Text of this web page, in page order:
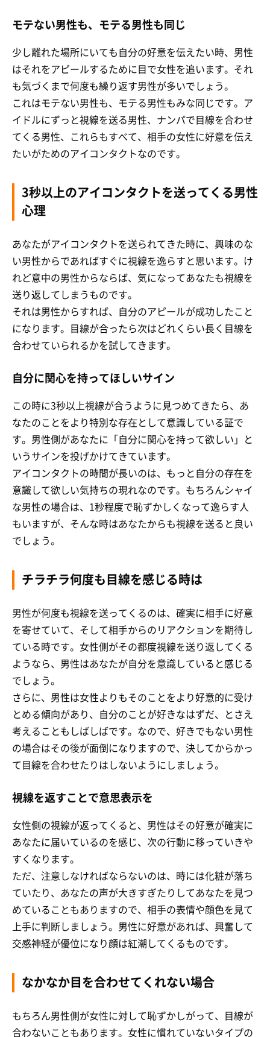
モテない男性も、モテる男性も同じ
少し離れた場所にいても自分の好意を伝えたい時、男性
はそれをアピールするために目で女性を追います。それ
も気づくまで何度も繰り返す男性が多いでしょう。
これはモテない男性も、モテる男性もみな同じです。ア
イドルにずっと視線を送る男性、ナンパで目線を合わせ
てくる男性、これらもすべて、相手の女性に好意を伝え
たいがためのアイコンタクトなのです。
3秒以上のアイコンタクトを送ってくる男性
心理
あなたがアイコンタクトを送られてきた時に、興味のな
い男性からであればすぐに視線を逸らすと思います。け
れど意中の男性からならば、気になってあなたも視線を
送り返してしまうものです。
それは男性からすれば、自分のアピールが成功したこと
になります。目線が合ったら次はどれくらい長く目線を
合わせていられるかを試してきます。
自分に関心を持ってほしいサイン
この時に3秒以上視線が合うように見つめてきたら、あ
なたのことをより特別な存在として意識している証で
す。男性側があなたに「自分に関心を持って欲しい」と
いうサインを投げかけてきています。
アイコンタクトの時間が長いのは、もっと自分の存在を
意識して欲しい気持ちの現れなのです。もちろんシャイ
な男性の場合は、1秒程度で恥ずかしくなって逸らす人
もいますが、そんな時はあなたからも視線を送ると良い
でしょう。
チラチラ何度も目線を感じる時は
男性が何度も視線を送ってくるのは、確実に相手に好意
を寄せていて、そして相手からのリアクションを期待し
ている時です。女性側がその都度視線を送り返してくる
ようなら、男性はあなたが自分を意識していると感じる
でしょう。
さらに、男性は女性よりもそのことをより好意的に受け
とめる傾向があり、自分のことが好きなはずだ、とさえ
考えることもしばしばです。なので、好きでもない男性
の場合はその後が面倒になりますので、決してからかっ
て目線を合わせたりはしないようにしましょう。
視線を返すことで意思表示を
女性側の視線が返ってくると、男性はその好意が確実に
あなたに届いているのを感じ、次の行動に移っていきや
すくなります。
ただ、注意しなければならないのは、時には化粧が落ち
ていたり、あなたの声が大きすぎたりしてあなたを見つ
めていることもありますので、相手の表情や顔色を見て
上手に判断しましょう。男性に好意があれば、興奮して
交感神経が優位になり顔は紅潮してくるものです。
なかなか目を合わせてくれない場合
もちろん男性側が女性に対して恥ずかしがって、目線が
合わないこともあります。女性に慣れていないタイプの